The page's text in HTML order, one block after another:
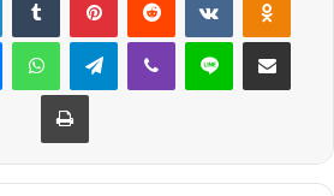
MessengerWhatsAppTelegramViber Line E-Posta ile
Yazdır